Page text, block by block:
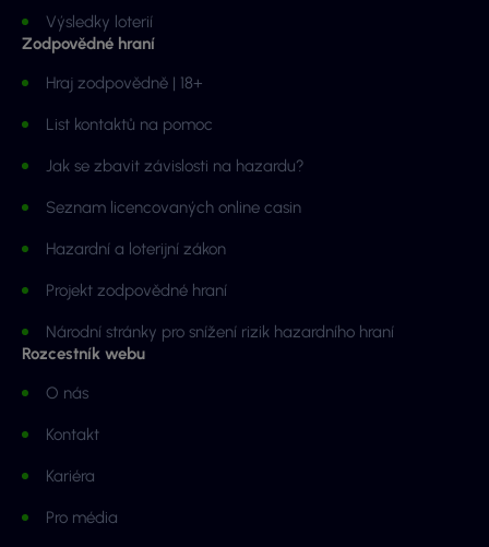
Výsledky loterií
Zodpovědné hraní
Hraj zodpovědně | 18+
List kontaktů na pomoc
Jak se zbavit závislosti na hazardu?
Seznam licencovaných online casin
Hazardní a loterijní zákon
Projekt zodpovědné hraní
Národní stránky pro snížení rizik hazardního hraní
Rozcestník webu
O nás
Kontakt
Kariéra
Pro média